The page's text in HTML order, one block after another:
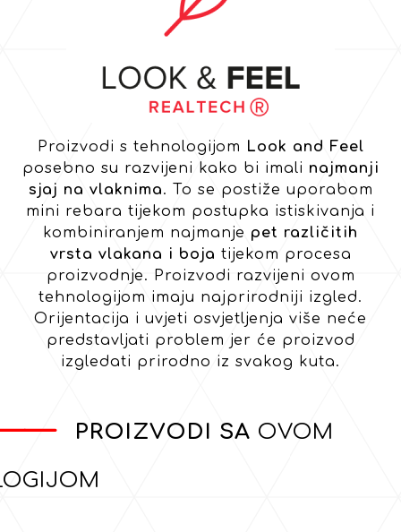
Proizvodi s tehnologijom Look and Feel
posebno su razvijeni kako bi imali najmanji
sjaj na vlaknima. To se postiže uporabom
mini rebara tijekom postupka istiskivanja i
kombiniranjem najmanje pet različitih
vrsta vlakana i boja tijekom procesa
proizvodnje. Proizvodi razvijeni ovom
tehnologijom imaju najprirodniji izgled.
Orijentacija i uvjeti osvjetljenja više neće
predstavljati problem jer će proizvod
izgledati prirodno iz svakog kuta.
PROIZVODI SA OVOM